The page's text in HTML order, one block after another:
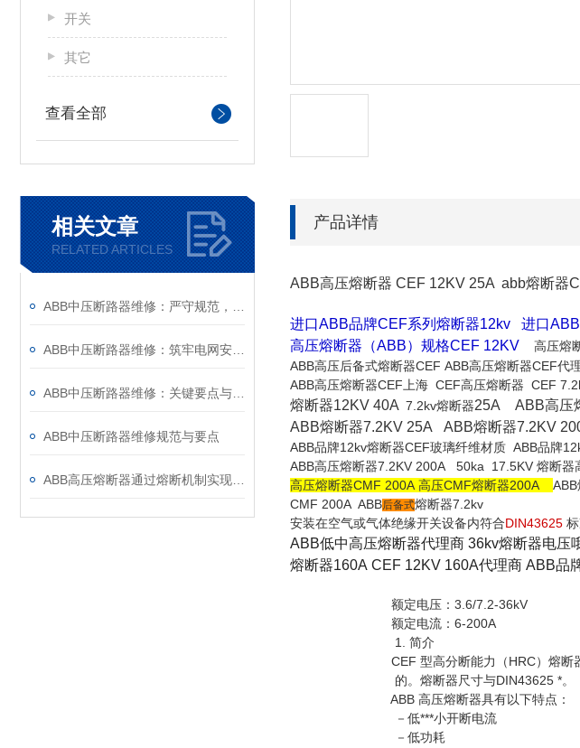
开关
其它
查看全部
相关文章
RELATED ARTICLES
ABB中压断路器维修规范与要点
产品详情
ABB高压熔断器 CEF 12KV 25A abb熔断器
进口ABB品牌CEF系列熔断器12kv 进口
高压熔断器（ABB）规格CEF 12KV 高压熔
ABB高压后备式熔断器CEF ABB高压熔断器CEF代
ABB高压熔断器CEF上海 CEF高压熔断器 CEF
熔断器12KV 40A 7.2kv熔断器25A ABB高压
ABB熔断器7.2KV 25A ABB熔断器7.2KV
ABB品牌12kv熔断器CEF玻璃纤维材质 ABB品牌
ABB高压熔断器7.2KV 200A 50ka 17.5KV 熔断器
高压熔断器CMF 200A 高压CMF熔断器200A
CMF 200A ABB后备式熔断器7.2kv
安装在空气或气体绝缘开关设备内符合DIN43625
ABB低中高压熔断器代理商 36kv熔断器电
熔断器160A CEF 12KV 160A代理商 ABB品
额定电压：3.6/7.2-36kV
额定电流：6-200A
1. 简介
CEF 型高分断能力（HRC）熔断器是按
的。熔断器尺寸与DIN43625 *。
ABB 高压熔断器具有以下特点：
－低***小开断电流
－低功耗